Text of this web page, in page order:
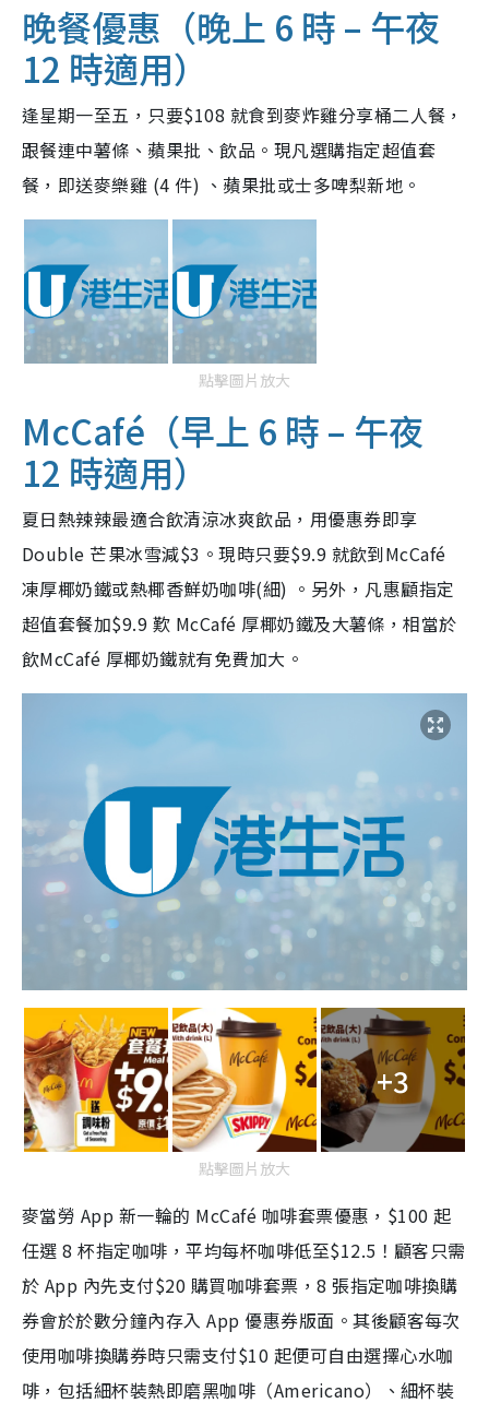
晚餐優惠（晚上 6 時 – 午夜
12 時適用）
逢星期一至五，只要$108 就食到麥炸雞分享桶二人餐，
跟餐連中薯條、蘋果批、飲品。現凡選購指定超值套
餐，即送麥樂雞 (4 件) 、蘋果批或士多啤梨新地。
點擊圖片放大
McCafé（早上 6 時 – 午夜
12 時適用）
夏日熱辣辣最適合飲清涼冰爽飲品，用優惠券即享
Double 芒果冰雪減$3。現時只要$9.9 就飲到McCafé
凍厚椰奶鐵或熱椰香鮮奶咖啡(細) 。另外，凡惠顧指定
超值套餐加$9.9 歎 McCafé 厚椰奶鐵及大薯條，相當於
飲McCafé 厚椰奶鐵就有免費加大。
+3
點擊圖片放大
麥當勞 App 新一輪的 McCafé 咖啡套票優惠，$100 起
任選 8 杯指定咖啡，平均每杯咖啡低至$12.5！顧客只需
於 App 內先支付$20 購買咖啡套票，8 張指定咖啡換購
券會於於數分鐘內存入 App 優惠券版面。其後顧客每次
使用咖啡換購券時只需支付$10 起便可自由選擇心水咖
啡，包括細杯裝熱即磨黑咖啡（Americano）、細杯裝